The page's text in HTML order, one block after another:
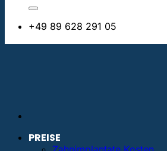
+49 89 628 291 05
PREISE